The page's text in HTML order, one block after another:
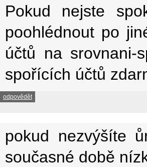
Pokud nejste
poohlédnout po
účtů na srovnani-
spořících účtů
odpovědět
pokud nezvýšíte
současné době